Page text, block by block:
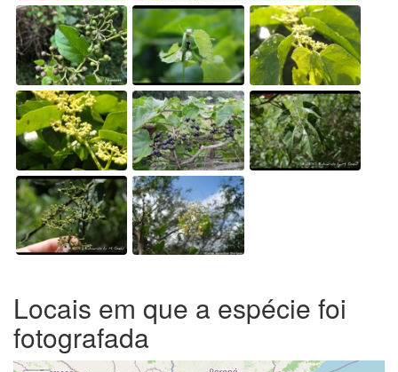
Locais em que a espécie foi
fotografada